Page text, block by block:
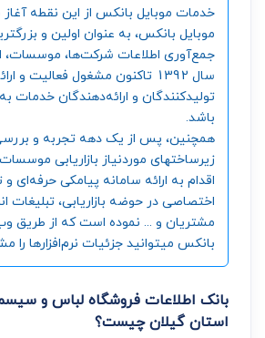
خدمات موبایل بانکس از این نقطه
موبایل بانکس، به عنوان اولین و
جمع‌آوری اطلاعات شرکت‌ها، موسسات،
سال 1392 تاکنون مشغول فعالیت و
تولیدکنندگان و ارائه‌دهندگان خدمات
باشد.
همچنین، پس از یک دهه تجربه و
زیرساختهای موردنیاز بازاریابی
اقدام به ارائه سامانه‌ پیامکی حرفه‌ای و
اختصاصی در حوضه بازاریابی، تبلیغات
مشتریان و ... نموده است که از طریق
بانکس میتوانید جزئیات نرم‌افزارها را
بانک اطلاعات فروشگاه لباس و
استان گیلان چیست؟